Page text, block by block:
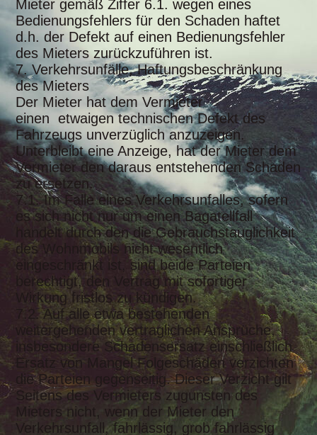
Mieter gemäß Ziffer 6.1. wegen eines
Bedienungsfehlers für den Schaden haftet
d.h. der Defekt auf einen Bedienungsfehler
des Mieters zurückzuführen ist.
7. Verkehrsunfälle, Haftungsbeschränkung
des Mieters
Der Mieter hat dem Vermieter
einen etwaigen technischen Defekt des
Fahrzeugs unverzüglich anzuzeigen.
Unterbleibt eine Anzeige, hat der Mieter dem
Vermieter den daraus entstehenden Schaden
zu ersetzen.
7.1. Im Falle eines Verkehrsunfalles, sofern
es sich nicht nur um einen Bagatellfall
handelt durch den die Gebrauchstauglichkeit
des Wohnmobils nicht wesentlich
eingeschränkt ist, sind beide Parteien
berechtigt, den Vertrag mit sofortiger
Wirkung fristlos zu kündigen.
7.2. Auf alle etwa bestehenden
weitergehenden vertraglichen Ansprüche,
insbesondere Schadensersatz einschließlich
Ersatz von Mangel Folgeschäden verzichten
die Parteien gegenseitig. Dieser Verzicht gilt
Seitens des Vermieters zugunsten des
Mieters nicht, wenn der Mieter den
Verkehrsunfall, fahrlässig, grob fahrlässig